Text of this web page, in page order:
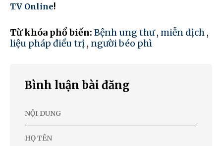
TV Online!
Từ khóa phổ biến: Bệnh ung thư, miễn dịch ,
liệu pháp điều trị , người béo phì
Bình luận bài đăng